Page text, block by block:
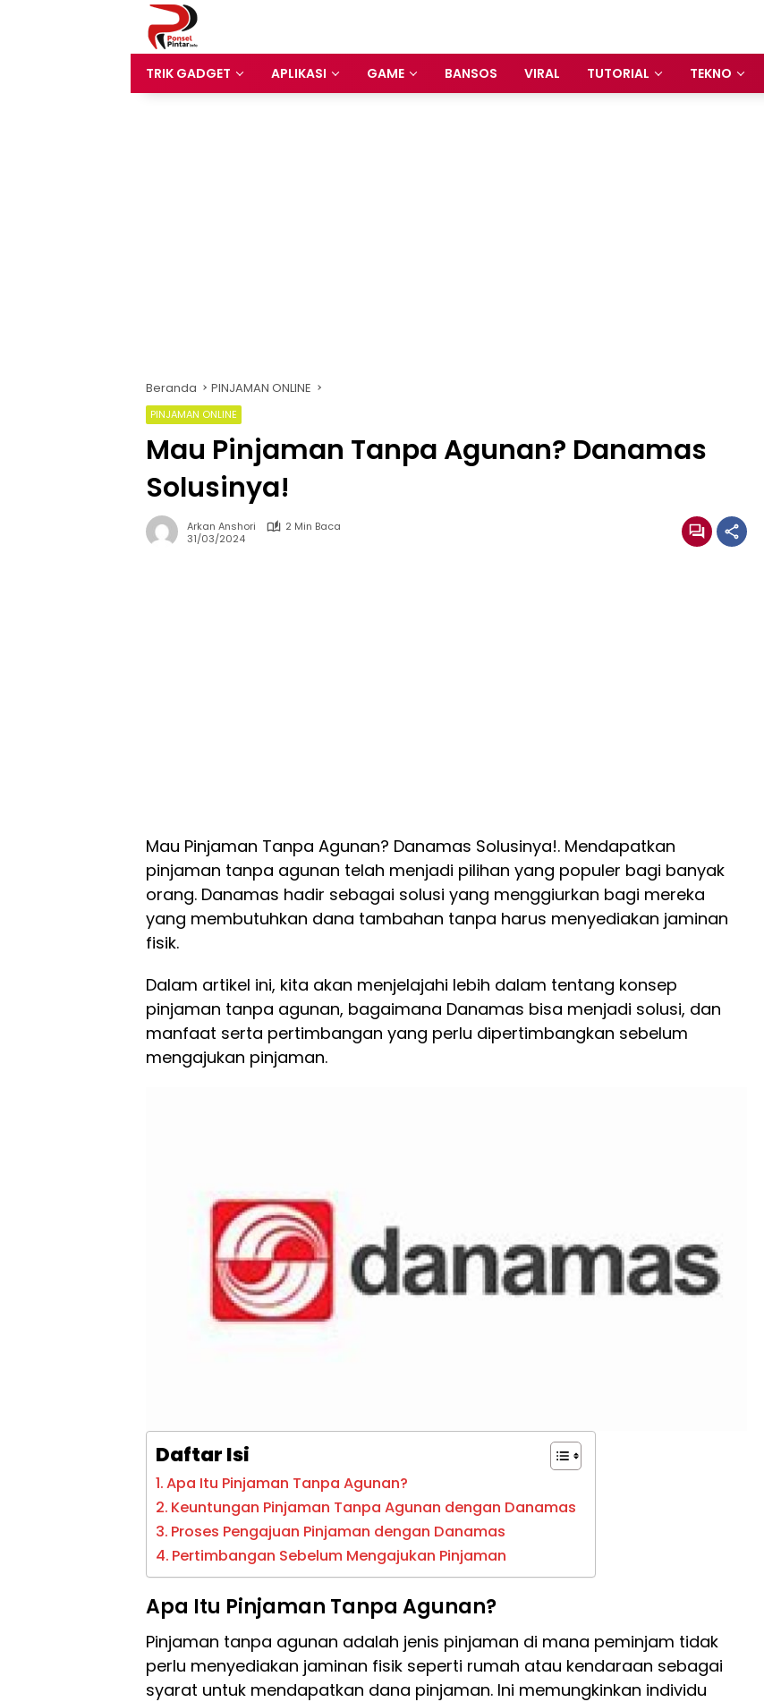
TRIK GADGET
APLIKASI GAME BANSOS VIRAL TUTORIAL TEKNO
Beranda PINJAMAN ONLINE
PINJAMAN ONLINE
Mau Pinjaman Tanpa Agunan? Danamas
Solusinya!
Arkan Anshori
2 Min Baca
31/03/2024
Mau Pinjaman Tanpa Agunan? Danamas Solusinya!. Mendapatkan
pinjaman tanpa agunan telah menjadi pilihan yang populer bagi banyak
orang. Danamas hadir sebagai solusi yang menggiurkan bagi mereka
yang membutuhkan dana tambahan tanpa harus menyediakan jaminan
fisik.
Dalam artikel ini, kita akan menjelajahi lebih dalam tentang konsep
pinjaman tanpa agunan, bagaimana Danamas bisa menjadi solusi, dan
manfaat serta pertimbangan yang perlu dipertimbangkan sebelum
mengajukan pinjaman.
Daftar Isi
Apa Itu Pinjaman Tanpa Agunan?
Keuntungan Pinjaman Tanpa Agunan dengan Danamas
Proses Pengajuan Pinjaman dengan Danamas
Pertimbangan Sebelum Mengajukan Pinjaman
Apa Itu Pinjaman Tanpa Agunan?
Pinjaman tanpa agunan adalah jenis pinjaman di mana peminjam tidak
perlu menyediakan jaminan fisik seperti rumah atau kendaraan sebagai
syarat untuk mendapatkan dana pinjaman. Ini memungkinkan individu